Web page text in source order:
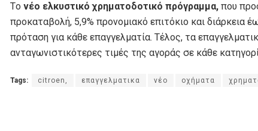
Tο νέο ελκυστικό χρηματοδοτικό πρόγραμμα, που
προκαταβολή, 5,9% προνομιακό επιτόκιο και
πρόταση για κάθε επαγγελματία. Τέλος, τα
ανταγωνιστικότερες τιμές της αγοράς σε κάθε
Tags: citroen, επαγγελματικα νέο οχήματα